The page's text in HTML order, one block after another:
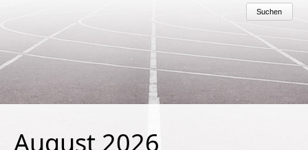
Suchen
August 2026